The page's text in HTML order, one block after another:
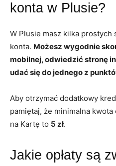
konta w Plusie?
W Plusie masz kilka prostych
konta. Możesz wygodnie
mobilnej, odwiedzić stronę
udać się do jednego z
Aby otrzymać dodatkowy
pamiętaj, że minimalna
na Kartę to 5 zł.
Jakie opłaty są